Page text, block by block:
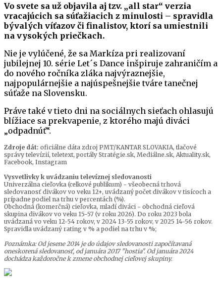
Vo svete sa už objavila aj tzv. „all star“ verzia
vracajúcich sa súťažiacich z minulosti – spravidla
bývalých víťazov či finalistov, ktorí sa umiestnili
na vysokých priečkach.
Nie je vylúčené, že sa Markíza pri realizovaní
jubilejnej 10. série Let´s Dance inšpiruje zahraničím a
do nového ročníka zláka najvýraznejšie,
najpopulárnejšie a najúspešnejšie tváre tanečnej
súťaže na Slovensku.
Práve také v tieto dni na sociálnych sieťach ohlasujú
blížiace sa prekvapenie, z ktorého majú diváci
„odpadnúť“.
Zdroje dát: oficiálne dáta zdroj PMT/KANTAR SLOVAKIA, tlačové
správy televízií, teletext, portály Stratégie.sk, Mediálne.sk, Aktuality.sk,
Facebook, Instagram
Vysvetlivky k uvádzaniu televíznej sledovanosti
Univerzálna cieľovka (celkové publikum) - všeobecná trhová
sledovanosť divákov vo veku 12+, uvádzaný počet divákov v tisícoch a
prípadne podiel na trhu v percentách (%).
Obchodná (komerčná) cieľovka, mladí diváci - obchodná cieľová
skupina divákov vo veku 15-57 (v roku 2026). Do roku 2023 bola
uvádzaná vo veku 12-54 rokov, v 2024 13-55 rokov, v 2025 14-56 rokov.
Spravidla uvádzaný rating v % a podiel na trhu v %;
Poznámka: Od jesene 2014 je do údajov sledovanosti započítavaná
oneskorená sledovanosť, od januára 2017 "hostia". Od januára 2024
dochádza každoročne k zmene obchodnej cieľovej skupiny.